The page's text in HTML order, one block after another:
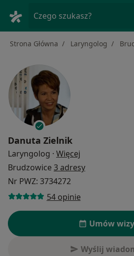
Czego szukasz?
Strona Główna Laryngolog
Danuta Zielnik
Laryngolog · Więcej
Brudzowice 3 adresy
Nr PWZ: 3734272
54 opinie
Umów
Wyślij